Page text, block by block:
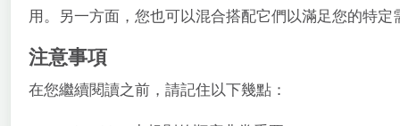
用。另一方面，您也可以混合搭配它們以滿足您的特定
注意事項
在您繼續閱讀之前，請記住以下幾點：